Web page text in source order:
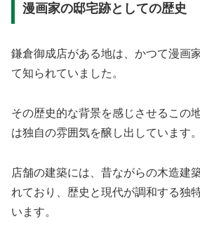
漫画家の邸宅跡としての歴史
鎌倉御成店がある地は、かつて漫画
て知られていました。
その歴史的な背景を感じさせるこの
は独自の雰囲気を醸し出しています。
店舗の建築には、昔ながらの木造建
れており、歴史と現代が調和する独
います。